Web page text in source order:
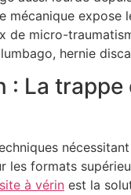
mécanique expose
de micro-
hernie
: La
les formats
à vérin est la